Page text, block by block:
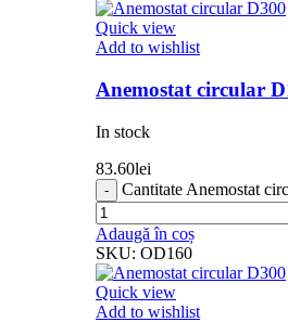
Quick view
Add to wishlist
Anemostat circular
In stock
83.60lei
Cantitate Anemostat
Adaugă în coș
SKU: OD160
Quick view
Add to wishlist